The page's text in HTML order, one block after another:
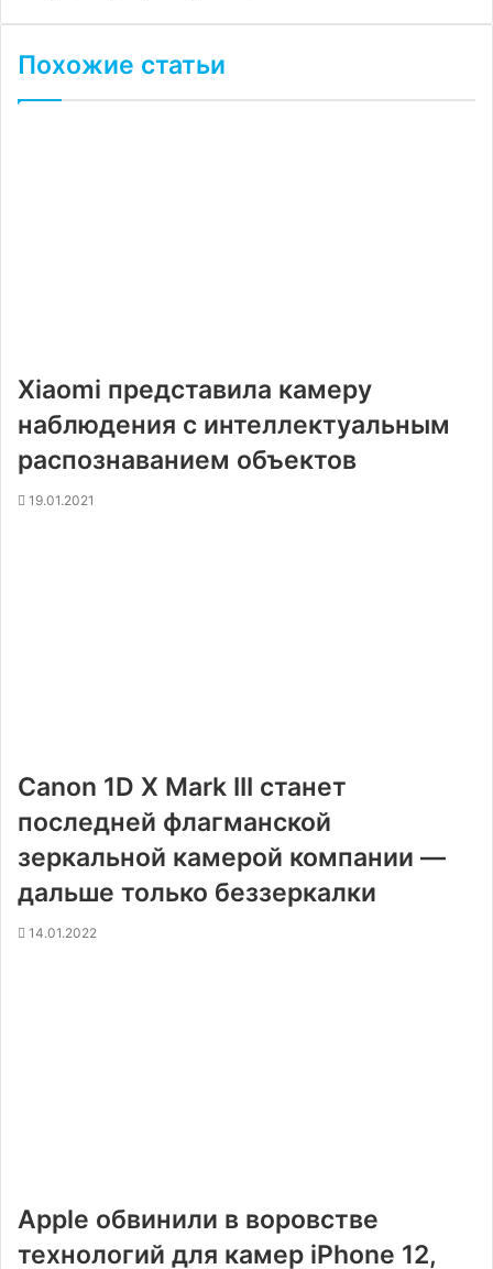
Похожие статьи
Xiaomi представила камеру
наблюдения с интеллектуальным
распознаванием объектов
19.01.2021
Canon 1D X Mark III станет
последней флагманской
зеркальной камерой компании —
дальше только беззеркалки
14.01.2022
Apple обвинили в воровстве
технологий для камер iPhone 12,